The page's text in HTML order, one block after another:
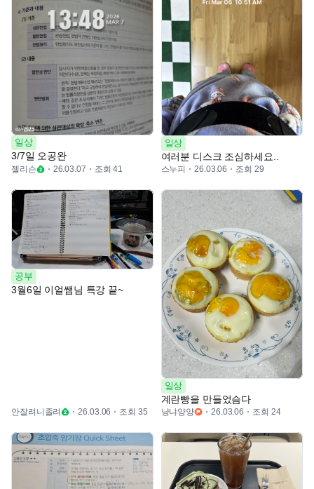
일상
3/7일 오공완
젤리슨 26.03.07 조회 41
일상
여러분 디스크 조심하세요..
스누피 26.03.06 조회 29
공부
3월6일 이얼쌤님 특강 끝~
안잘려니졸려 26.03.06 조회 35
일상
계란빵을 만들었슴다
냥냐양양 26.03.06 조회 24